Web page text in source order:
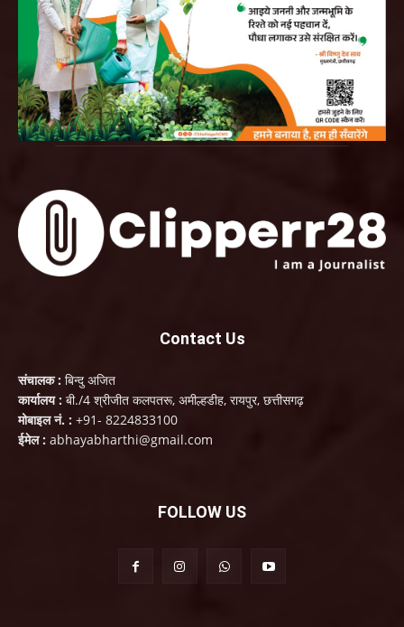
Contact Us
संचालक : बिन्दु अजित
कार्यालय : बी./4 श्रीजीत कलपतरू, अमील्हडीह, रायपुर, छत्तीसगढ़
मोबाइल नं. : +91- 8224833100
ईमेल : abhayabharthi@gmail.com
FOLLOW US